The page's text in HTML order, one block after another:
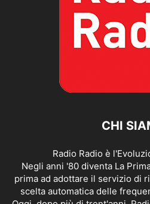
CHI
Radio Radio è
Negli anni '80 diventa La
prima ad adottare il servizio di
scelta automatica delle